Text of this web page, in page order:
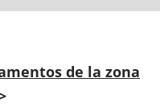
de la zona